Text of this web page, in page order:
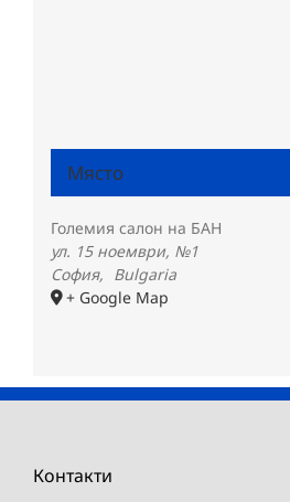
Място
Големия салон на БАН
ул. 15 ноември, №1
София, Bulgaria
+ Google Map
Контакти